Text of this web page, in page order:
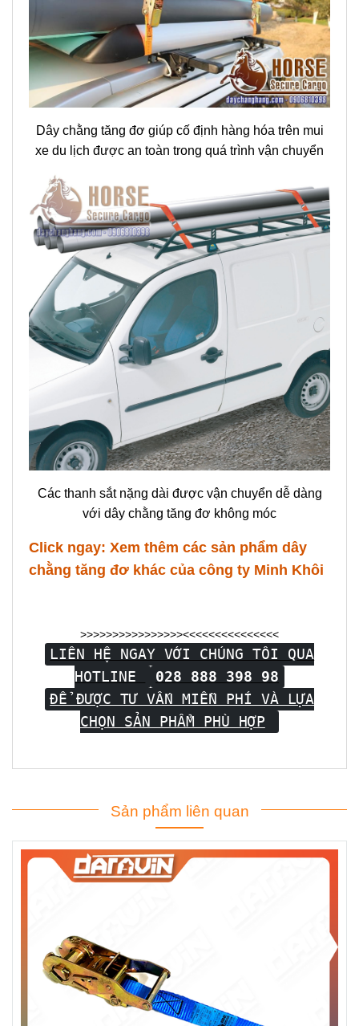
Dây chằng tăng đơ giúp cố định hàng hóa trên mui
xe du lịch được an toàn trong quá trình vận chuyển
Các thanh sắt nặng dài được vận chuyển dễ dàng
với dây chằng tăng đơ không móc
Click ngay: Xem thêm các sản phẩm dây
chằng tăng đơ khác của công ty Minh Khôi
>>>>>>>>>>>>>>>><<<<<<<<<<<<<<<
LIÊN HỆ NGAY VỚI CHÚNG TÔI QUA
HOTLINE
028 888 398 98
ĐỂ ĐƯỢC TƯ VẤN MIỄN PHÍ VÀ LỰA
CHỌN SẢN PHẨM PHÙ HỢP
Sản phẩm liên quan